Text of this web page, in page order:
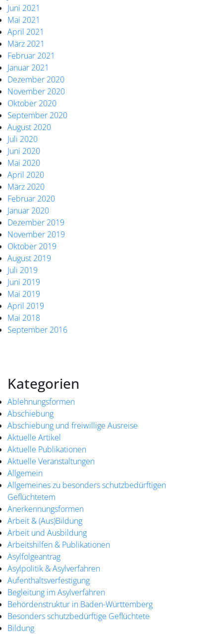
Juni 2021
Mai 2021
April 2021
März 2021
Februar 2021
Januar 2021
Dezember 2020
November 2020
Oktober 2020
September 2020
August 2020
Juli 2020
Juni 2020
Mai 2020
April 2020
März 2020
Februar 2020
Januar 2020
Dezember 2019
November 2019
Oktober 2019
August 2019
Juli 2019
Juni 2019
Mai 2019
April 2019
Mai 2018
September 2016
Kategorien
Ablehnungsformen
Abschiebung
Abschiebung und freiwillige Ausreise
Aktuelle Artikel
Aktuelle Publikationen
Aktuelle Veranstaltungen
Allgemein
Allgemeines zu besonders schutzbedürftigen
Geflüchtetem
Anerkennungsformen
Arbeit & (Aus)Bildung
Arbeit und Ausbildung
Arbeitshilfen & Publikationen
Asylfolgeantrag
Asylpolitik & Asylverfahren
Aufenthaltsverfestigung
Begleitung im Asylverfahren
Behördenstruktur in Baden-Württemberg
Besonders schutzbedürftige Geflüchtete
Bildung